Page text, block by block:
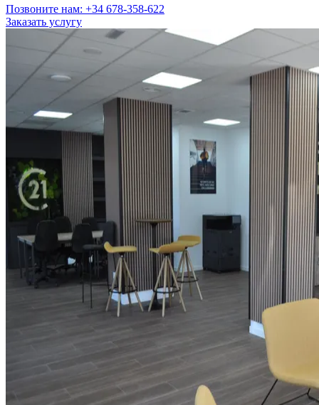
Позвоните нам: +34 678-358-622
Заказать услугу